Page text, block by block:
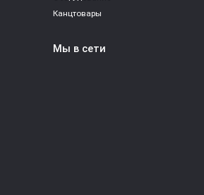
Канцтовары
Мы в сети